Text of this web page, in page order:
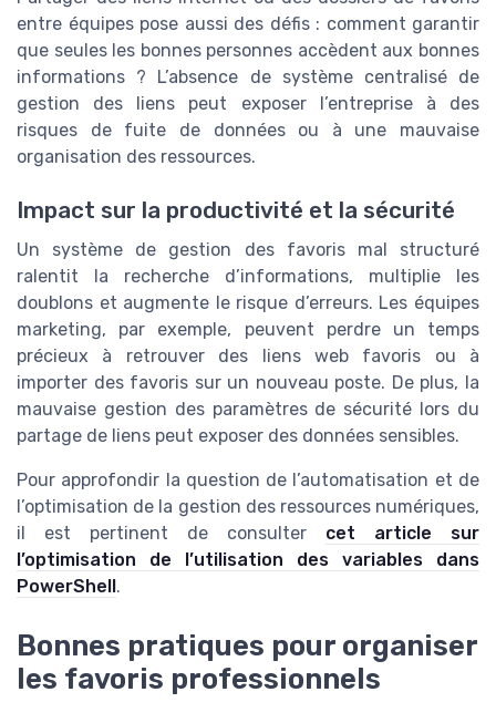
entre équipes pose aussi des défis : comment garantir
que seules les bonnes personnes accèdent aux bonnes
informations ? L’absence de système centralisé de
gestion des liens peut exposer l’entreprise à des
risques de fuite de données ou à une mauvaise
organisation des ressources.
Impact sur la productivité et la sécurité
Un système de gestion des favoris mal structuré
ralentit la recherche d’informations, multiplie les
doublons et augmente le risque d’erreurs. Les équipes
marketing, par exemple, peuvent perdre un temps
précieux à retrouver des liens web favoris ou à
importer des favoris sur un nouveau poste. De plus, la
mauvaise gestion des paramètres de sécurité lors du
partage de liens peut exposer des données sensibles.
Pour approfondir la question de l’automatisation et de
l’optimisation de la gestion des ressources numériques,
il est pertinent de consulter cet article sur
l’optimisation de l’utilisation des variables dans
PowerShell .
Bonnes pratiques pour organiser
les favoris professionnels